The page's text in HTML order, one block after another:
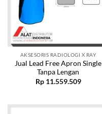
AKSESORIS RADIOLOGI X RAY
Jual Lead Free Apron Single
Tanpa Lengan
Rp11.559.509